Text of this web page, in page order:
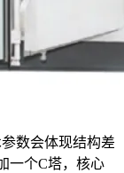
数会体现结构差
一个C塔，核心